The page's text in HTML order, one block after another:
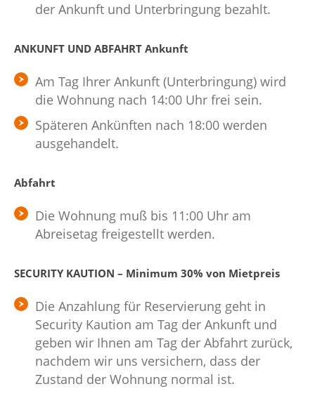
der Ankunft und Unterbringung bezahlt.
ANKUNFT UND ABFAHRTAnkunft
Am Tag Ihrer Ankunft (Unterbringung) wird
die Wohnung nach 14:00 Uhr frei sein.
Späteren Ankünften nach 18:00 werden
ausgehandelt.
Abfahrt
Die Wohnung muß bis 11:00 Uhr am
Abreisetag freigestellt werden.
SECURITY KAUTION – Minimum 30% von Mietpreis
Die Anzahlung für Reservierung geht in
Security Kaution am Tag der Ankunft und
geben wir Ihnen am Tag der Abfahrt zurück,
nachdem wir uns versichern, dass der
Zustand der Wohnung normal ist.